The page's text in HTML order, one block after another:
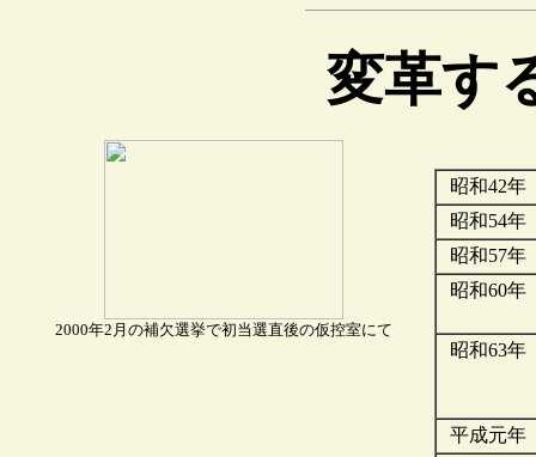
変革す
2000年2月の補欠選挙で初当選直後の仮控室にて
昭和42年
昭和54年
昭和57年
昭和60年
昭和63年
平成元年